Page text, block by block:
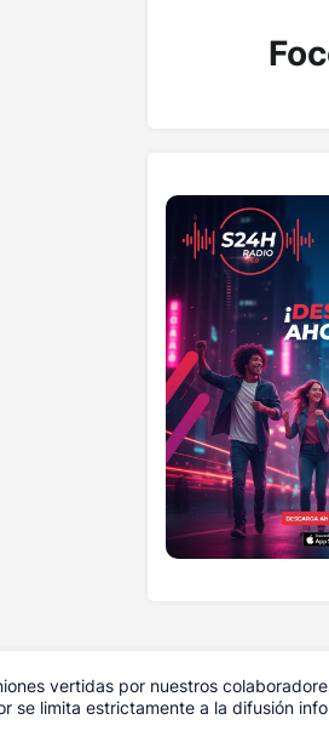
vertidas por nuestros
se limita estrictamente a la difusión